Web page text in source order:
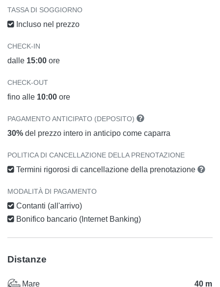
TASSA DI SOGGIORNO
Incluso nel prezzo
CHECK-IN
dalle 15:00 ore
CHECK-OUT
fino alle 10:00 ore
PAGAMENTO ANTICIPATO (DEPOSITO)
30% del prezzo intero in anticipo come caparra
POLITICA DI CANCELLAZIONE DELLA PRENOTAZIONE
Termini rigorosi di cancellazione della prenotazione
MODALITÀ DI PAGAMENTO
Contanti (all'arrivo)
Bonifico bancario (Internet Banking)
Distanze
Mare 40 m